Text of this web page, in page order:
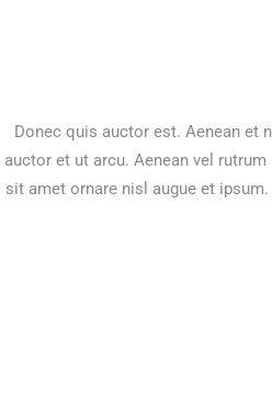
Donec quis auctor est. Aenean et
auctor et ut arcu. Aenean vel
sit amet ornare nisl augue et